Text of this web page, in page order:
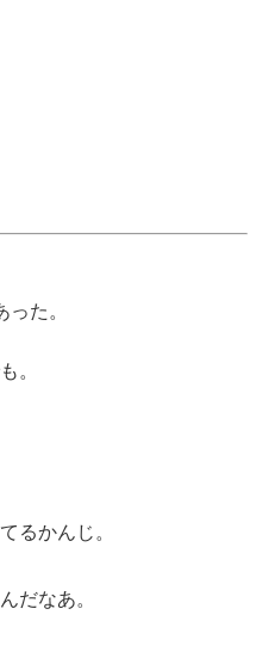
た。
。
るかんじ。
だなあ。